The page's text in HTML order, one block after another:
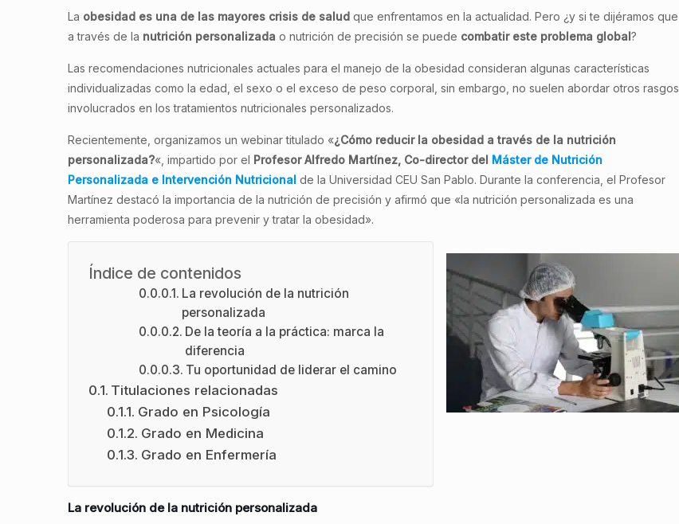
La obesidad es una de las mayores crisis de salud que enfrentamos en la actualidad. Pero ¿y si te dijéramos que
a través de la nutrición personalizada o nutrición de precisión se puede combatir este problema global?
Las recomendaciones nutricionales actuales para el manejo de la obesidad consideran algunas características
individualizadas como la edad, el sexo o el exceso de peso corporal, sin embargo, no suelen abordar otros rasgos
involucrados en los tratamientos nutricionales personalizados.
Recientemente, organizamos un webinar titulado «¿Cómo reducir la obesidad a través de la nutrición
personalizada?«, impartido por el Profesor Alfredo Martínez, Co-director del Máster de Nutrición
Personalizada e Intervención Nutricional de la Universidad CEU San Pablo. Durante la conferencia, el Profesor
Martínez destacó la importancia de la nutrición de precisión y afirmó que «la nutrición personalizada es una
herramienta poderosa para prevenir y tratar la obesidad».
Índice de contenidos
La revolución de la nutrición
personalizada
De la teoría a la práctica: marca la
diferencia
Tu oportunidad de liderar el camino
Titulaciones relacionadas
Grado en Psicología
Grado en Medicina
Grado en Enfermería
La revolución de la nutrición personalizada